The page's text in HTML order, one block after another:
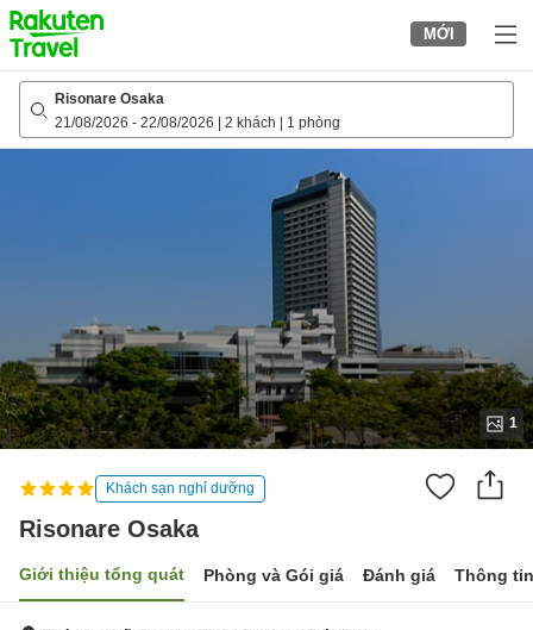
to
top
page
MỚI
Risonare Osaka
21/08/2026 - 22/08/2026 2 khách 1 phòng
1
Khách sạn nghỉ dưỡng
Risonare Osaka
Giới thiệu tổng quát Phòng và Gói giá Đánh giá Thông